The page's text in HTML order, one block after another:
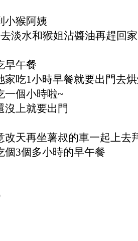
小猴阿姨
淡水和猴姐沾醬油再趕回家
早午餐
家吃1小時早餐就要出門去
一個小時啦~
沒上就要出門
改天再坐薯叔的車一起上去
個3個多小時的早午餐